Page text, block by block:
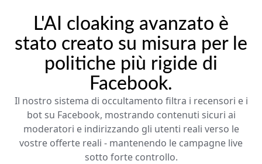
L'AI cloaking avanzato è
stato creato su misura per le
politiche più rigide di
Facebook.
Il nostro sistema di occultamento filtra i recensori e i
bot su Facebook, mostrando contenuti sicuri ai
moderatori e indirizzando gli utenti reali verso le
vostre offerte reali - mantenendo le campagne live
sotto forte controllo.